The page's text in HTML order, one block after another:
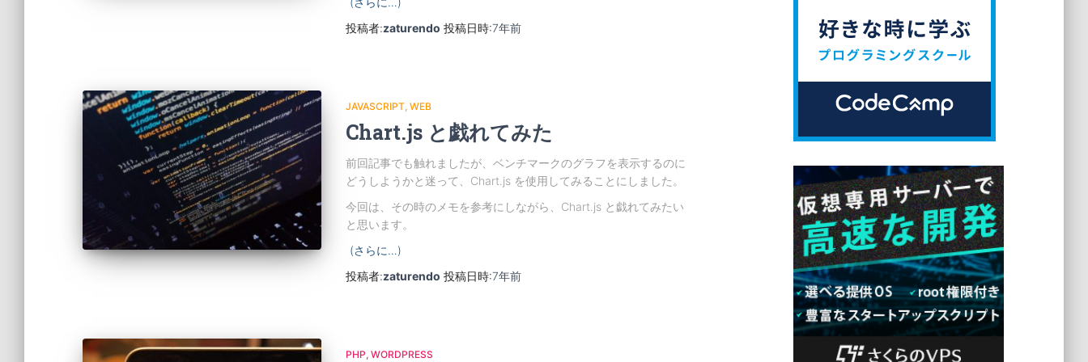
投稿者:zaturendo 投稿日時:7年前
JAVASCRIPT WEB
Chart.js と戯れてみた
前回記事でも触れましたが、ベンチマークのグラフを表示するのに
どうしようかと迷って、Chart.js を使用してみることにしました。
今回は、その時のメモを参考にしながら、Chart.js と戯れてみたい
と思います。
(さらに…)
投稿者:zaturendo 投稿日時:7年前
PHP WORDPRESS